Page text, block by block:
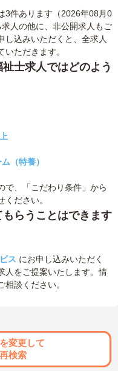
3件あります（2026年08月0
人の他に、非公開求人もご
し込みいただくと、全求人
ただきます。
士求人ではどのよう
（特養）
で、「こだわり条件」から
ださい。
らうことはできます
ス にお申し込みいただく
人をご提案いたします。情
談ください。
変更して
再検索